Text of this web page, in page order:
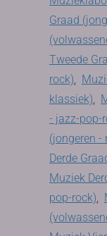
Graad
Tweede
rock),
klassiek),
- jazz-pop-
(jongeren -
Derde
Muziek
pop-rock),